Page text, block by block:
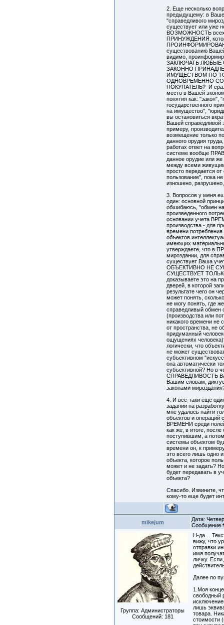
2. Еще несколько
предыдущему: в
"справедливого
существует или уже
ВОЗМОЖНОСТЬ
ПРИНУЖДЕНИЯ,
существованию
видимо,
ЗАКЛЮЧАТЬ ЛЮБЫЕ
ЗАКОННО
ИМУЩЕСТВОМ ПО
ОДНОВРЕМЕННО
ПОКУПАТЕЛЬ? И
место в Вашей
понятия как: "закон",
государственного
на имущество",
вы остановиться
Вашей справедливой
примеру,
возмещение только
данного орудия
работах ответ на
системе вообще
данное орудие или
между всеми
просто передается
пользование", пока
изношено,
3. Вопросов у меня
один: основной
обшибаюсь, "обмен
произведенного
основании учета
производства - для
времени
объектов
имеющих
утверждаете, что в
мироздании, для
существует Ваша
ОБЪЕКТИВНО НЕ
СУЩЕСТВУЕТ
доказываете это на
дверей, в которой
результате чего он
может понять,
не могу понять, где
справедливый обмен
(производства или
никакого времени не
от пространства, не
придуманный
ощущениях
логически, что
не может
субъективном
она автоматически
субъективной? Но в
СПРАВЕДЛИВОСТЬ
Вашим словам,
законами
4. И все-таки еще
задании на
мне удалось найти
объектов и операций
ВРЕМЕНИ среди
как же, в итоге,
поступившим, а
системы объектом
времени он, к
это всего лишь одно
объекта, которое
может и не задать?
будет передавать в
объекта?
Спасибо. Извините,
кому-то еще будет
mikejum
Дата:
Сообщение
Группа: Администраторы
Сообщений: 181
Н-да…
вижу, что
отправки
имя
личку.
Далее по
1.Моя
свободный
лишь
товара.
стоимости